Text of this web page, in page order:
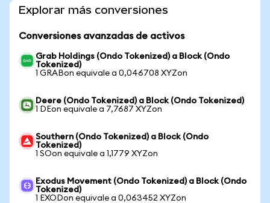
Explorar más conversiones
Conversiones avanzadas de activos
Grab Holdings (Ondo Tokenized) a Block (Ondo
Tokenized)
1 GRABon equivale a 0,046708 XYZon
Deere (Ondo Tokenized) a Block (Ondo Tokenized)
1 DEon equivale a 7,7687 XYZon
Southern (Ondo Tokenized) a Block (Ondo
Tokenized)
1 SOon equivale a 1,1779 XYZon
Exodus Movement (Ondo Tokenized) a Block (Ondo
Tokenized)
1 EXODon equivale a 0,063452 XYZon